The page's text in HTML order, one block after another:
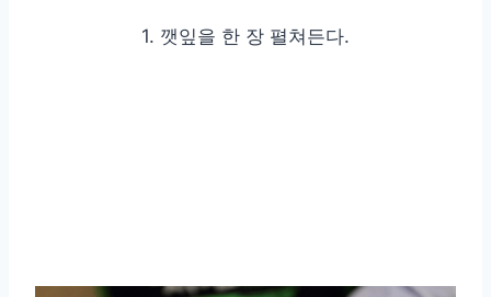
1. 깻잎을 한 장 펼쳐든다.